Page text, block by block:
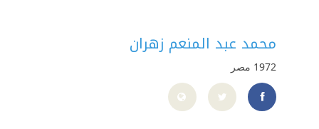
محمد عبد المنعم زهران
1972 مصر
https://www.facebook.com/mohzahran1000